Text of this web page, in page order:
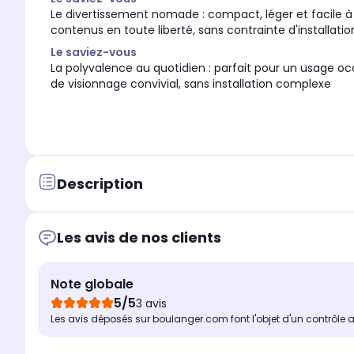
Le divertissement nomade : compact, léger et facile
contenus en toute liberté, sans contrainte
Le saviez-vous
La polyvalence au quotidien : parfait pour un usage
de visionnage convivial, sans installation complexe
Description
Les avis de nos clients
Note globale
5/53 avis
Les avis déposés sur boulanger.com font l'objet d'un contrôle